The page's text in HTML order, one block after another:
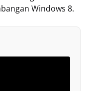
Windows 8.